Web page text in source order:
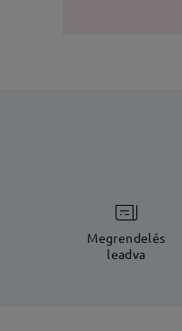
Megrendelés
leadva